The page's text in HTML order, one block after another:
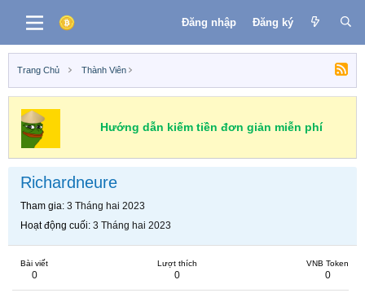
Đăng nhập Đăng ký
Trang Chủ Thành Viên
Hướng dẫn kiếm tiền đơn giản miễn phí
Richardneure
Tham gia 3 Tháng hai 2023
Hoạt động cuối 3 Tháng hai 2023
Bài viết
0
Lượt thích
0
VNB Token
0